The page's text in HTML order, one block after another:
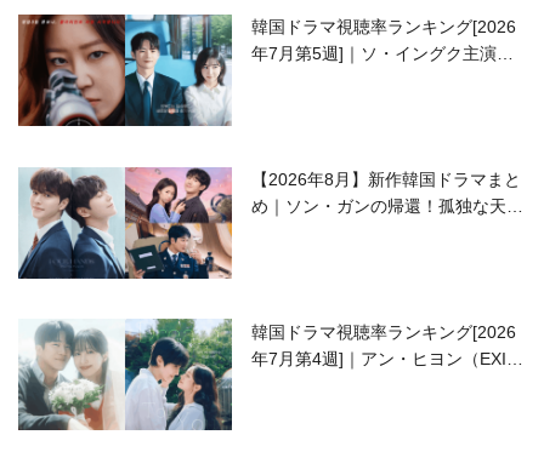
韓国ドラマ視聴率ランキング[2026
年7月第5週]｜ソ・イングク主演の
【2026年8月】新作韓国ドラマまと
め｜ソン・ガンの帰還！孤独な天才
韓国ドラマ視聴率ランキング[2026
年7月第4週]｜アン・ヒヨン（EXID